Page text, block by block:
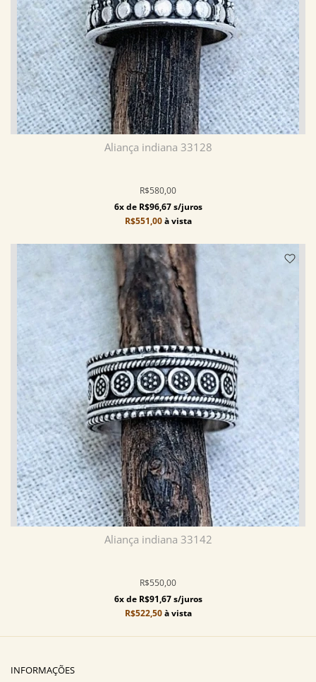
Aliança indiana 33128
R$580,00
6x de R$96,67 s/juros
R$551,00à vista
Aliança indiana 33142
R$550,00
6x de R$91,67 s/juros
R$522,50à vista
INFORMAÇÕES